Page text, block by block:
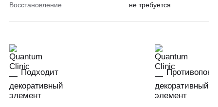
Восстановление не требуется
Подходит